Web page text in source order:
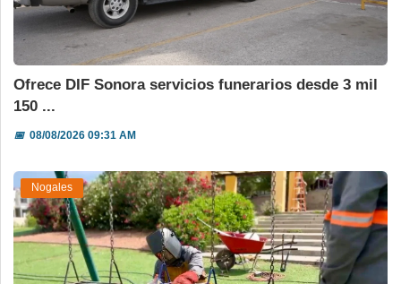
Ofrece DIF Sonora servicios funerarios desde 3 mil
150 ...
📅08/08/2026 09:31 AM
Nogales